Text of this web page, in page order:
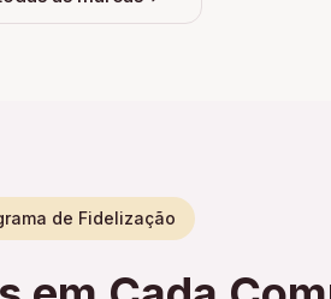
de Fidelização